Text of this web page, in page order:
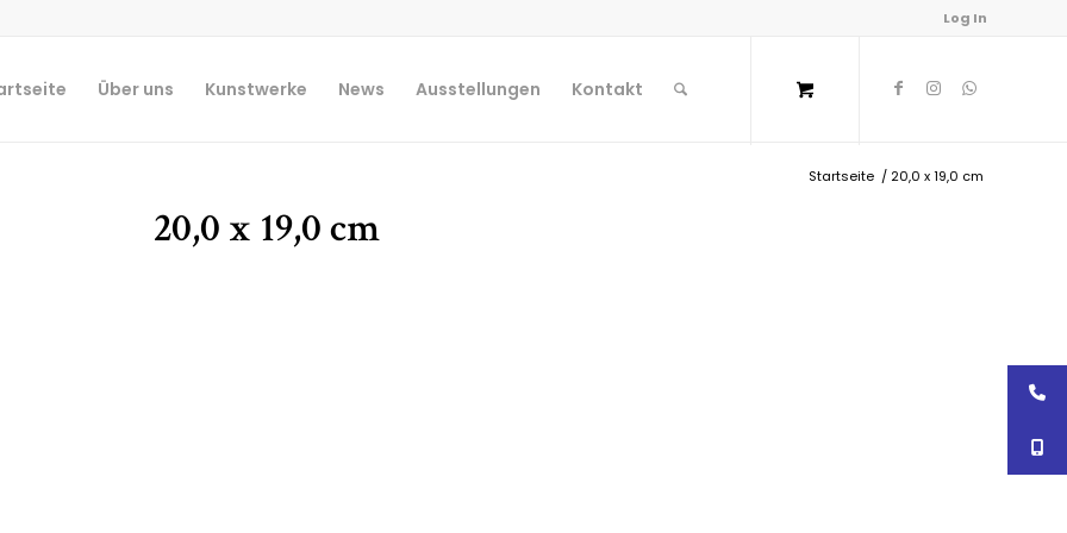
Log In
Über uns Kunstwerke News Ausstellungen Kontakt
Startseite / 20,0 x 19,0 cm
20,0 x 19,0 cm